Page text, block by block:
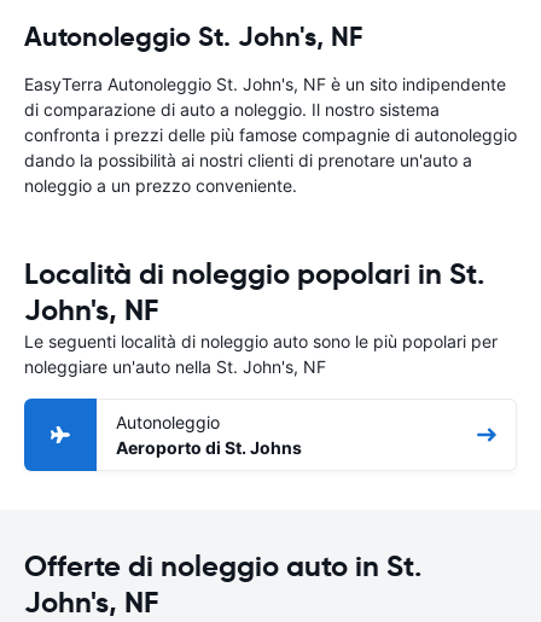
Autonoleggio St. John's, NF
EasyTerra Autonoleggio St. John's, NF è un sito indipendente
di comparazione di auto a noleggio. Il nostro sistema
confronta i prezzi delle più famose compagnie di autonoleggio
dando la possibilità ai nostri clienti di prenotare un'auto a
noleggio a un prezzo conveniente.
Località di noleggio popolari in St.
John's, NF
Le seguenti località di noleggio auto sono le più popolari per
noleggiare un'auto nella St. John's, NF
Autonoleggio
Aeroporto di St. Johns
Offerte di noleggio auto in St.
John's, NF